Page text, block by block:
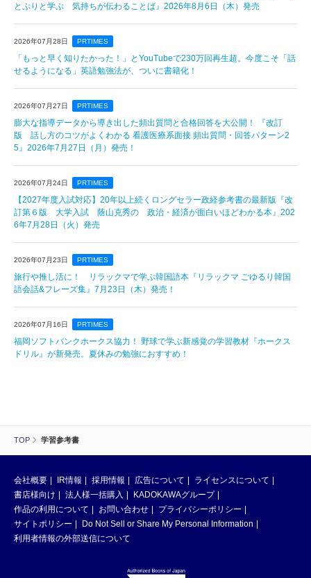
TOP 学習参考書
とぷりと学ぶ 気持ちが伝わることば』2026年8月6日（木）発売
2026年07月28日 PRTIMES
「もっと早く知りたかった！」とYouTubeで230万回再生超。今度こそ「話
せるようになる」英語勉強法が、ついに書籍化！
2026年07月27日 PRTIMES
膨大な指導データから導き出した頻出質問と合格回答を大公開！ 『改訂
版 話し方のコツがよくわかる 看護医療系面接 頻出質問・回答パターン2
5』2026年7月27日（月）発売！
2026年07月24日 PRTIMES
【2027年度入試対応】20年以上続くロングセラー政経参考書の最新版『改
訂第６版 大学入試 蔭山克秀の 政治・経済が面白いほどわかる本』202
6年7月28日（火）発売
2026年07月23日 PRTIMES
旅行や推し活に！ リラックマで学ぶ韓国語本『リラックマ ごゆるり韓国
語会話&フレーズ集』7月23日（木）発売！
2026年07月16日 PRTIMES
福岡ソフトバンクホークス協力！ 野球で学ぶ新感覚の学習教材『ホークス
ドリル』が新発売。夏休みの勉強におすすめ！
会社概要 IR情報 採用情報 広告について
ライセンスについて
書店様向け
法人様一括購入
KADOKAWAグループ
作品の利用について
お問い合わせ
プライバシーポリシー
サイトポリシー
Do Not Sell or Share My Personal Information
利用者情報の外部送信について